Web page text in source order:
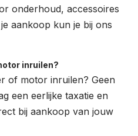
onderhoud, accessoires
aankoop kun je bij ons
inruilen?
of motor inruilen? Geen
een eerlijke taxatie en
bij aankoop van jouw